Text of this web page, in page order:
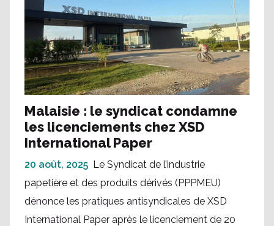
Malaisie : le syndicat condamne
les licenciements chez XSD
International Paper
20 août, 2025 Le Syndicat de l’industrie
papetière et des produits dérivés (PPPMEU)
dénonce les pratiques antisyndicales de XSD
International Paper après le licenciement de 20